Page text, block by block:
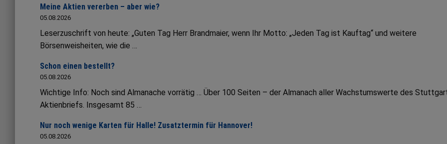
Meine Aktien vererben – aber wie?
05.08.2026
Leserzuschrift von heute: „Guten Tag Herr Brandmaier, wenn Ihr Motto: „Jeden Tag ist Kauftag“ und weitere
Börsenweisheiten, wie die …
Schon einen bestellt?
05.08.2026
Wichtige Info: Noch sind Almanache vorrätig … Über 100 Seiten – der Almanach aller Wachstumswerte des
Aktienbriefs. Insgesamt 85 …
Nur noch wenige Karten für Halle! Zusatztermin für Hannover!
05.08.2026